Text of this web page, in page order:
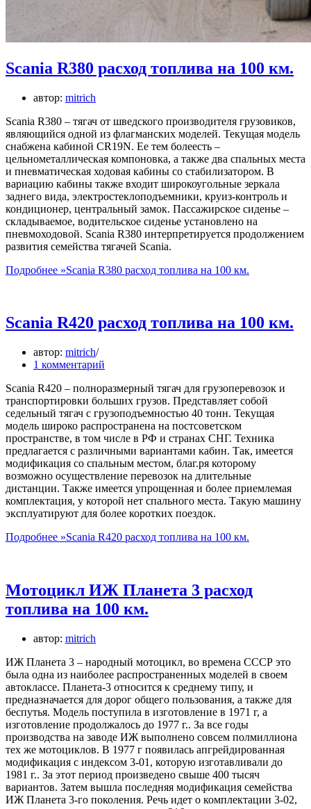
Scania R380 расход топлива на 100 км.
автор: mitrich
Scania R380 – тягач от шведского производителя грузовиков,
являющийся одной из флагманских моделей. Текущая модель
снабжена кабиной CR19N. Ее тем болеесть –
цельнометаллическая компоновка, а также два спальных места
и пневматическая ходовая кабины со стабилизатором. В
вариацию кабины также входит широкоугольные зеркала
заднего вида, электростеклоподъемники, круиз-контроль и
кондиционер, центральный замок. Пассажирское сиденье –
складываемое, водительское сиденье установлено на
пневмоходовой. Scania R380 интерпретируется продолжением
развития семейства тягачей Scania.
Подробнее »Scania R380 расход топлива на 100 км.
Scania R420 расход топлива на 100 км.
автор: mitrich
1 комментарий
Scania R420 – полноразмерный тягач для грузоперевозок и
транспортировки больших грузов. Представляет собой
седельный тягач с грузоподъемностью 40 тонн. Текущая
модель широко распространена на постсоветском
пространстве, в том числе в РФ и странах СНГ. Техника
предлагается с различными вариантами кабин. Так, имеется
модификация со спальным местом, благ.ря которому
возможно осуществление перевозок на длительные
дистанции. Также имеется упрощенная и более приемлемая
комплектация, у которой нет спального места. Такую машину
эксплуатируют для более коротких поездок.
Подробнее »Scania R420 расход топлива на 100 км.
Мотоцикл ИЖ Планета 3 расход
топлива на 100 км.
автор: mitrich
ИЖ Планета 3 – народный мотоцикл, во времена СССР это
была одна из наиболее распространенных моделей в своем
автоклассе. Планета-3 относится к среднему типу, и
предназначается для дорог общего пользования, а также для
беспутья. Модель поступила в изготовление в 1971 г, а
изготовление продолжалось до 1977 г.. За все годы
производства на заводе ИЖ выполнено совсем полмиллиона
тех же мотоциклов. В 1977 г появилась апгрейдированная
модификация с индексом 3-01, которую изготавливали до
1981 г.. За этот период произведено свыше 400 тысяч
вариантов. Затем вышла последняя модификация семейства
ИЖ Планета 3-го поколения. Речь идет о комплектации 3-02,